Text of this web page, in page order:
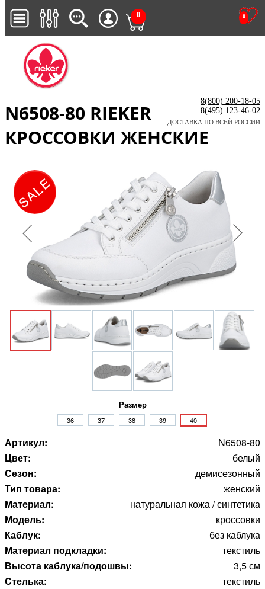
0
0
8(800) 200-18-05
8(495) 123-46-02
ДОСТАВКА ПО ВСЕЙ РОССИИ
N6508-80 RIEKER
КРОССОВКИ ЖЕНСКИЕ
Размер
36 37 38 39 40
Артикул:
N6508-80
Цвет:
белый
Сезон:
демисезонный
Тип товара:
женский
Материал:
натуральная кожа / синтетика
Модель:
кроссовки
Каблук:
без каблука
Материал подкладки:
текстиль
Высота каблука/подошвы:
3,5 см
Стелька:
текстиль